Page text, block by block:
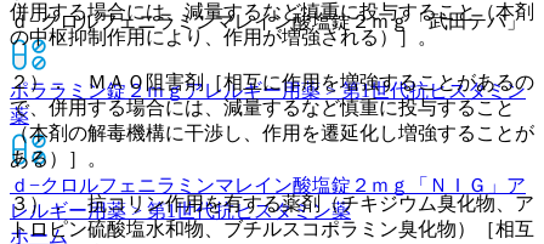
ｄ−クロルフェニラミンマレイン酸塩錠２ｍｇ「武田テバ」
ポララミン錠２ｍｇアレルギー用薬 > 第1世代抗ヒスタミン
薬
ｄ−クロルフェニラミンマレイン酸塩錠２ｍｇ「ＮＩＧ」 ア
レルギー用薬 > 第1世代抗ヒスタミン薬
ホーム
併用する場合には、減量するなど慎重に投与すること（本剤
の中枢抑制作用により、作用が増強される）］。
２）． ＭＡＯ阻害剤［相互に作用を増強することがあるの
で、併用する場合には、減量するなど慎重に投与すること
（本剤の解毒機構に干渉し、作用を遷延化し増強することが
ある）］。
３）． 抗コリン作用を有する薬剤（チキジウム臭化物、ア
トロピン硫酸塩水和物、ブチルスコポラミン臭化物）［相互